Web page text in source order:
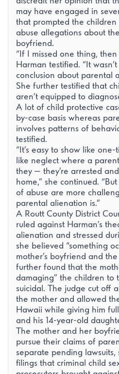
may have engaged in
that prompted the children
abuse allegations about
boyfriend.
“If I missed one thing,
Harman testified. “It
conclusion about parental
She further testified that
aren’t equipped to
A lot of child protective
by-case basis whereas
involves patterns of
testified.
“It’s easy to show like
like neglect where a
they — they’re arrested
home,” she continued.
of abuse are more
parental alienation is.”
A Routt County District
ruled against Harman’s
alienation and stressed
she believed “something
mother’s boyfriend and
further found that the
damaging” the children to
suicidal. The judge cut off
the mother and allowed
Hawaii while giving him
and his 14-year-old
The mother and her
pursue their claims of
separate pending lawsuits,
filings that criminal child
χρησιμοποιούν τον ιστότοπο
Βίντεο YouTube
Φορτώνει τον player του
αναπαραγωγή σε ένα βίντεο, το
cookies παρακολούθησης της